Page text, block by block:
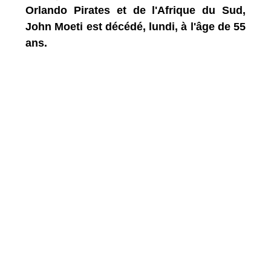
Orlando Pirates et de l'Afrique du Sud,
John Moeti est décédé, lundi, à l'âge de 55
ans.